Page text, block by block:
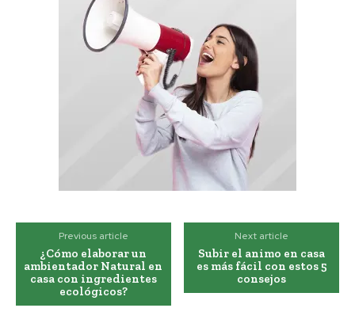
Previous article
¿Cómo elaborar un
ambientador Natural en
casa con ingredientes
ecológicos?
Next article
Subir el animo en casa
es más fácil con estos 5
consejos